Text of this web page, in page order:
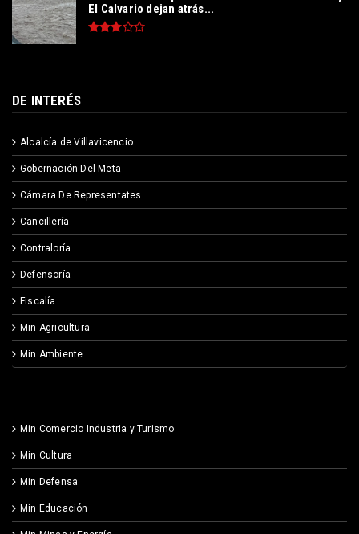
El Calvario dejan atrás...
DE INTERÉS
Alcalcía de Villavicencio
Gobernación Del Meta
Cámara De Representates
Cancillería
Contraloría
Defensoría
Fiscalía
Min Agricultura
Min Ambiente
Min Comercio Industria y Turismo
Min Cultura
Min Defensa
Min Educación